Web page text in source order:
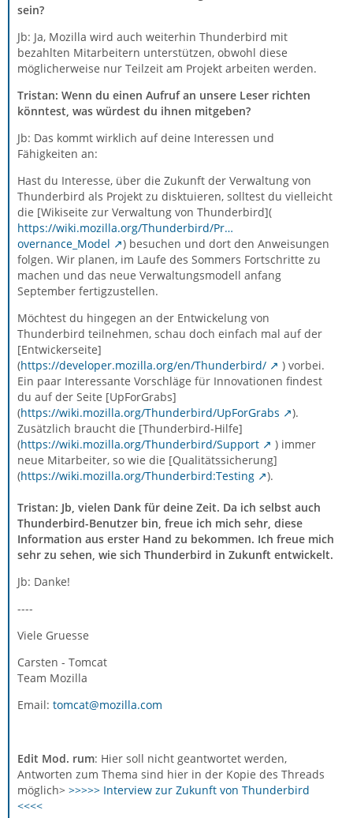
sein?
Jb: Ja, Mozilla wird auch weiterhin Thunderbird mit
bezahlten Mitarbeitern unterstützen, obwohl diese
möglicherweise nur Teilzeit am Projekt arbeiten werden.
Tristan: Wenn du einen Aufruf an unsere Leser richten
könntest, was würdest du ihnen mitgeben?
Jb: Das kommt wirklich auf deine Interessen und
Fähigkeiten an:
Hast du Interesse, über die Zukunft der Verwaltung von
Thunderbird als Projekt zu disktuieren, solltest du vielleicht
die [Wikiseite zur Verwaltung von Thunderbird](
https://wiki.mozilla.org/Thunderbird/Pr…
overnance_Model
) besuchen und dort den Anweisungen
folgen. Wir planen, im Laufe des Sommers Fortschritte zu
machen und das neue Verwaltungsmodell anfang
September fertigzustellen.
Möchtest du hingegen an der Entwickelung von
Thunderbird teilnehmen, schau doch einfach mal auf der
[Entwickerseite]
(https://developer.mozilla.org/en/Thunderbird/
) vorbei.
Ein paar Interessante Vorschläge für Innovationen findest
du auf der Seite [UpForGrabs]
(https://wiki.mozilla.org/Thunderbird/UpForGrabs
).
Zusätzlich braucht die [Thunderbird-Hilfe]
(https://wiki.mozilla.org/Thunderbird/Support
) immer
neue Mitarbeiter, so wie die [Qualitätssicherung]
(https://wiki.mozilla.org/Thunderbird:Testing ).
Tristan: Jb, vielen Dank für deine Zeit. Da ich selbst auch
Thunderbird-Benutzer bin, freue ich mich sehr, diese
Information aus erster Hand zu bekommen. Ich freue mich
sehr zu sehen, wie sich Thunderbird in Zukunft entwickelt.
Jb: Danke!
----
Viele Gruesse
Carsten - Tomcat
Team Mozilla
Email: tomcat@mozilla.com
Edit Mod. rum: Hier soll nicht geantwortet werden,
Antworten zum Thema sind hier in der Kopie des Threads
möglich> >>>>> Interview zur Zukunft von Thunderbird
<<<<